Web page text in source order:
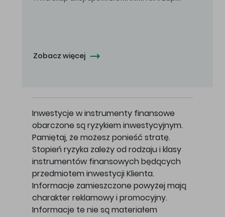
Zobacz więcej
Inwestycje w instrumenty finansowe
obarczone są ryzykiem inwestycyjnym.
Pamiętaj, że możesz ponieść stratę.
Stopień ryzyka zależy od rodzaju i klasy
instrumentów finansowych będących
przedmiotem inwestycji Klienta.
Informacje zamieszczone powyżej mają
charakter reklamowy i promocyjny.
Informacje te nie są materiałem